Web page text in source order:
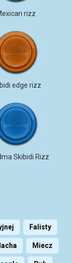
rizz
edge rizz
Skibidi Rizz
Falisty
Miecz